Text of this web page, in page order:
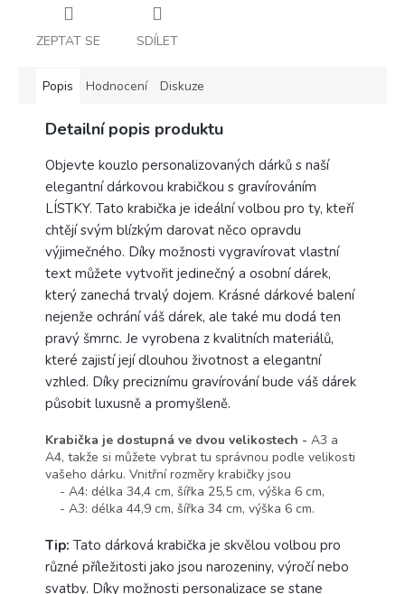
ZEPTAT SE SDÍLET
Popis Hodnocení Diskuze
Detailní popis produktu
Objevte kouzlo personalizovaných dárků s naší
elegantní dárkovou krabičkou s gravírováním
LÍSTKY. Tato krabička je ideální volbou pro ty, kteří
chtějí svým blízkým darovat něco opravdu
výjimečného. Díky možnosti vygravírovat vlastní
text můžete vytvořit jedinečný a osobní dárek,
který zanechá trvalý dojem. Krásné dárkové balení
nejenže ochrání váš dárek, ale také mu dodá ten
pravý šmrnc. Je vyrobena z kvalitních materiálů,
které zajistí její dlouhou životnost a elegantní
vzhled. Díky preciznímu gravírování bude váš dárek
působit luxusně a promyšleně.
Krabička je dostupná ve dvou velikostech - A3 a
A4, takže si můžete vybrat tu správnou podle velikosti
vašeho dárku. Vnitřní rozměry krabičky jsou
- A4: délka 34,4 cm, šířka 25,5 cm, výška 6 cm,
- A3: délka 44,9 cm, šířka 34 cm, výška 6 cm.
Tip: Tato dárková krabička je skvělou volbou pro
různé příležitosti jako jsou narozeniny, výročí nebo
svatby. Díky možnosti personalizace se stane